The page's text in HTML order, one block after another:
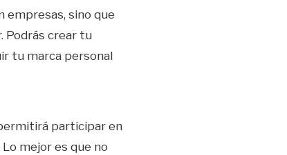
empresas, sino que
Podrás crear tu
tu marca personal
participar en
mejor es que no